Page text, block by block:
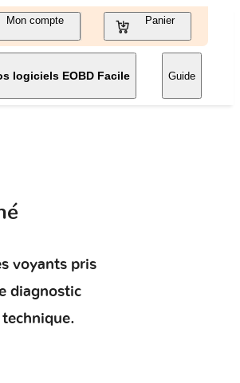
Mon compte Panier
logiciels EOBD Facile Guide
voyants pris
diagnostic